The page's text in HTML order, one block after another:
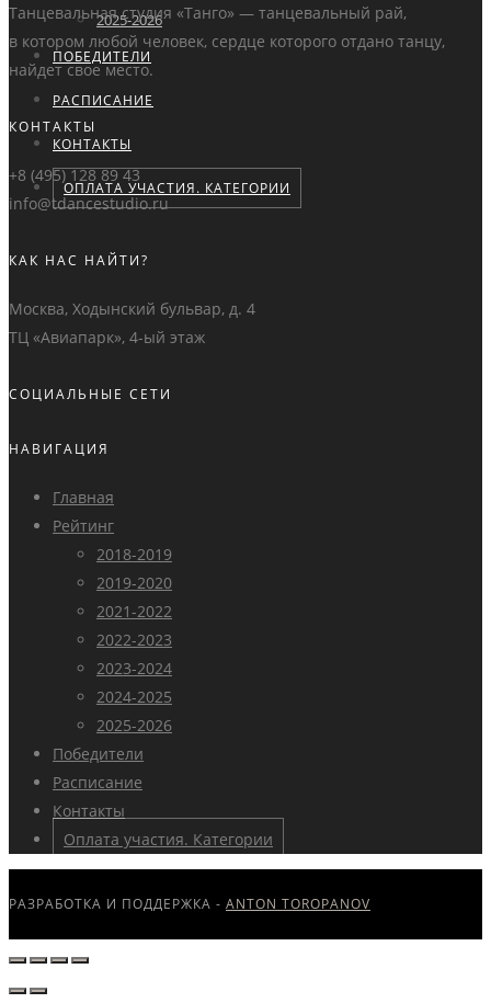
2025-2026
ПОБЕДИТЕЛИ
РАСПИСАНИЕ
КОНТАКТЫ
ОПЛАТА УЧАСТИЯ. КАТЕГОРИИ
Танцевальная студия «Танго» — танцевальный рай,
в котором любой человек, сердце которого отдано танцу,
найдет свое место.
КОНТАКТЫ
+8 (495) 128 89 43
info@tdancestudio.ru
КАК НАС НАЙТИ?
Москва, Ходынский бульвар, д. 4
ТЦ «Авиапарк», 4-ый этаж
СОЦИАЛЬНЫЕ СЕТИ
НАВИГАЦИЯ
Главная
Рейтинг
2018-2019
2019-2020
2021-2022
2022-2023
2023-2024
2024-2025
2025-2026
Победители
Расписание
Контакты
Оплата участия. Категории
РАЗРАБОТКА И ПОДДЕРЖКА - ANTON TOROPANOV